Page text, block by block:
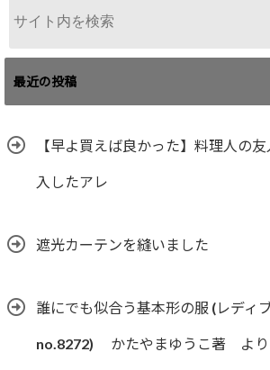
最近の投稿
【早よ買えば良かった】料理人の
入したアレ
遮光カーテンを縫いました
誰にでも似合う基本形の服 (レディ
no.8272) かたやまゆうこ著 より